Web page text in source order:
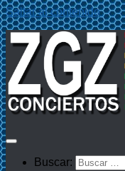
Saltar al contenido
Buscar: